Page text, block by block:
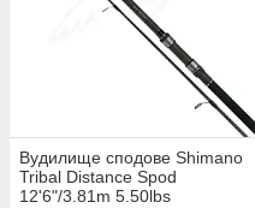
Вудилище сподове Shimano
Tribal Distance Spod
12'6"/3.81m 5.50lbs